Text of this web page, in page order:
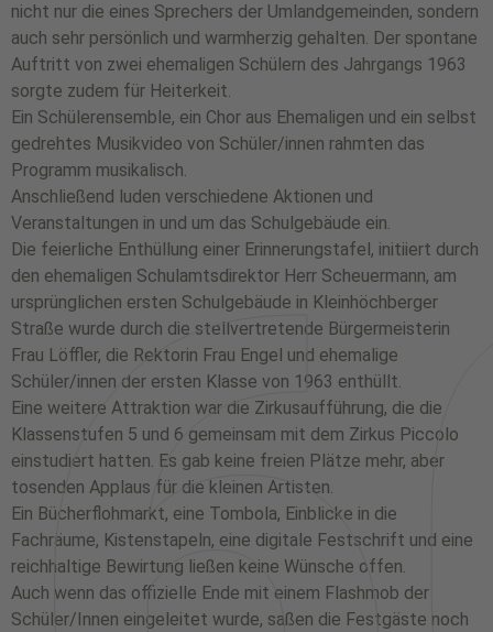
nicht nur die eines Sprechers der Umlandgemeinden, sondern
auch sehr persönlich und warmherzig gehalten. Der spontane
Auftritt von zwei ehemaligen Schülern des Jahrgangs 1963
sorgte zudem für Heiterkeit.
Ein Schülerensemble, ein Chor aus Ehemaligen und ein selbst
gedrehtes Musikvideo von Schüler/innen rahmten das
Programm musikalisch.
Anschließend luden verschiedene Aktionen und
Veranstaltungen in und um das Schulgebäude ein.
Die feierliche Enthüllung einer Erinnerungstafel, initiiert durch
den ehemaligen Schulamtsdirektor Herr Scheuermann, am
ursprünglichen ersten Schulgebäude in Kleinhöchberger
Straße wurde durch die stellvertretende Bürgermeisterin
Frau Löffler, die Rektorin Frau Engel und ehemalige
Schüler/innen der ersten Klasse von 1963 enthüllt.
Eine weitere Attraktion war die Zirkusaufführung, die die
Klassenstufen 5 und 6 gemeinsam mit dem Zirkus Piccolo
einstudiert hatten. Es gab keine freien Plätze mehr, aber
tosenden Applaus für die kleinen Artisten.
Ein Bücherflohmarkt, eine Tombola, Einblicke in die
Fachräume, Kistenstapeln, eine digitale Festschrift und eine
reichhaltige Bewirtung ließen keine Wünsche offen.
Auch wenn das offizielle Ende mit einem Flashmob der
Schüler/Innen eingeleitet wurde, saßen die Festgäste noch